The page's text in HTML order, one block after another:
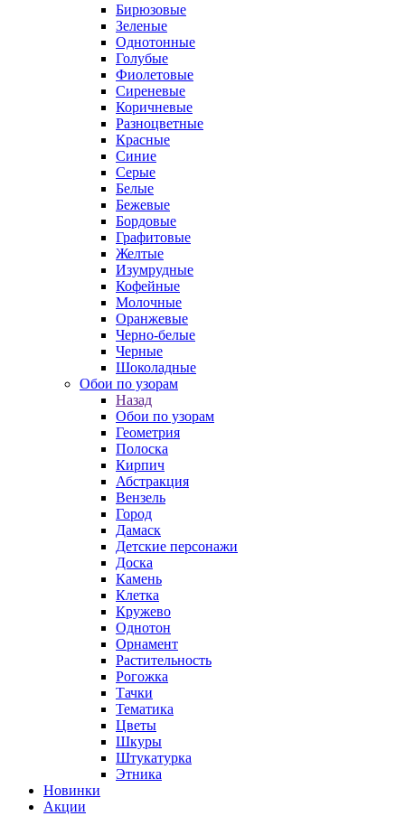
Бирюзовые
Зеленые
Однотонные
Голубые
Фиолетовые
Сиреневые
Коричневые
Разноцветные
Красные
Синие
Серые
Белые
Бежевые
Бордовые
Графитовые
Желтые
Изумрудные
Кофейные
Молочные
Оранжевые
Черно-белые
Черные
Шоколадные
Обои по узорам
Назад
Обои по узорам
Геометрия
Полоска
Кирпич
Абстракция
Вензель
Город
Дамаск
Детские персонажи
Доска
Камень
Клетка
Кружево
Однотон
Орнамент
Растительность
Рогожка
Тачки
Тематика
Цветы
Шкуры
Штукатурка
Этника
Новинки
Акции